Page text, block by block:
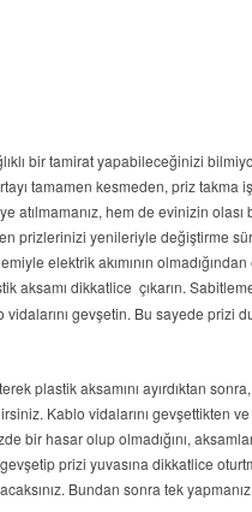
bir tamirat yapabileceğinizi
tamamen kesmeden, priz takma
atılmamanız, hem de evinizin olası
prizlerinizi yenileriyle değiştirme
elektrik akımının
aksamı dikkatlice çıkarın.
gevşetin. Bu sayede prizi
plastik aksamını ayırdıktan
Kablo vidalarını gevşettikten
bir hasar olup olmadığını,
prizi yuvasına dikkatlice
Bundan sonra tek